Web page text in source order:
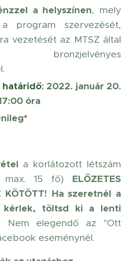
a helyszínen, mely
program szervezését,
vezetését az MTSZ által
bronzjelvényes
: 2022. január 20.
óra
*
a korlátozott létszám
15 fő) ELŐZETES
KÖTÖTT! Ha szeretnél a
kérlek, töltsd ki a lenti
Nem elegendő az "Ott
eseménynél.